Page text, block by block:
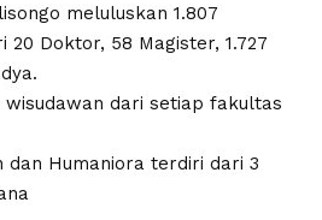
meluluskan 1.807
Doktor, 58 Magister, 1.727
wisudawan dari setiap fakultas
dan Humaniora terdiri dari 3